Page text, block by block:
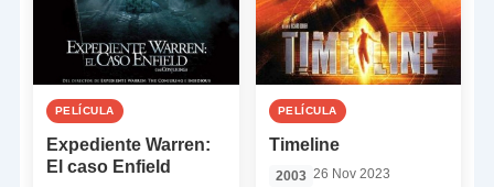
PELÍCULA
Expediente Warren:
El caso Enfield
PELÍCULA
Timeline
2003 26 Nov 2023